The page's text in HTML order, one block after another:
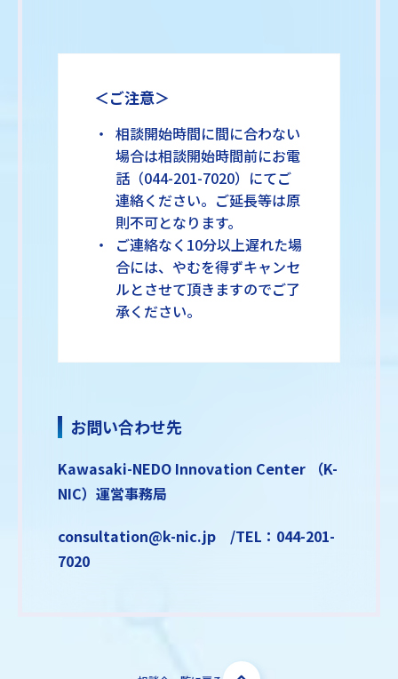
＜ご注意＞
相談開始時間に間に合わない
場合は相談開始時間前にお電
話（044-201-7020）にてご
連絡ください。ご延長等は原
則不可となります。
ご連絡なく10分以上遅れた場
合には、やむを得ずキャンセ
ルとさせて頂きますのでご了
承ください。
お問い合わせ先
Kawasaki-NEDO Innovation Center （K-
NIC）運営事務局
consultation@k-nic.jp /TEL：044-201-
7020